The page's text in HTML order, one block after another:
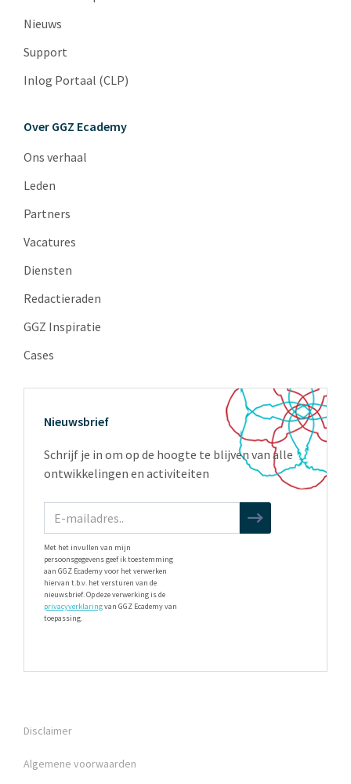
Nieuws
Support
Inlog Portaal (CLP)
Over GGZ Ecademy
Ons verhaal
Leden
Partners
Vacatures
Diensten
Redactieraden
GGZ Inspiratie
Cases
Nieuwsbrief
Schrijf je in om op de hoogte te blijven van alle
ontwikkelingen en activiteiten
Met het invullen van mijn
persoonsgegevens geef ik toestemming
aan GGZ Ecademy voor het verwerken
hiervan t.b.v. het versturen van de
nieuwsbrief. Op deze verwerking is de
privacyverklaringvan GGZ Ecademy van
toepassing.
Disclaimer
Algemene voorwaarden